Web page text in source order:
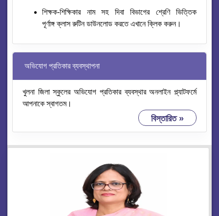
শিক্ষক-শিক্ষিকার নাম সহ দিবা বিভাগের শ্রেণি ভিত্তিক
পূর্ণাঙ্গক্লাসরুটিনডাউনলোড করতে এখানে ক্লিক করুন।
অভিযোগ প্রতিকার ব্যবস্থাপনা
খুলনা জিলা স্কুলের অভিযোগ প্রতিকার ব্যবস্থার অনলাইন প্ল্যাটফর্মে
আপনাকে স্বাগতম।
বিস্তারিত »